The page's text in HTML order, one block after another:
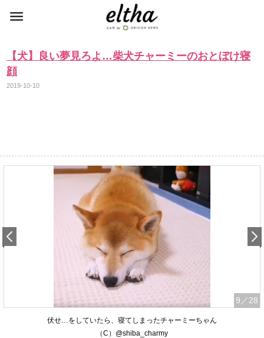
【犬】良い夢見ろよ…柴犬チャーミーのおとぼけ寝
顔
2019-10-10
9 ／28
伏せ…をしていたら、寝てしまったチャーミーちゃん
（C）@shiba_charmy